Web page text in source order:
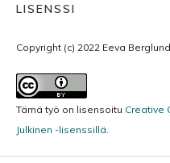
LISENSSI
Copyright (c) 2022 Eeva Berglund
Tämä työ on lisensoitu Creative
Julkinen -lisenssillä.